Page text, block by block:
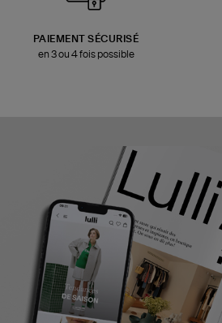
PAIEMENT SÉCURISÉ
en 3 ou 4 fois possible